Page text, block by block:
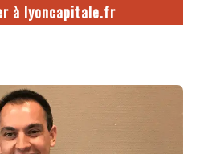
à lyoncapitale.fr